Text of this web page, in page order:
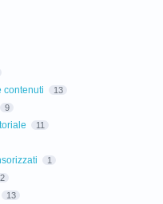
contenuti 13
9
11
1
2
13